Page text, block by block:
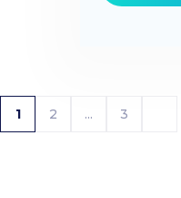
1 2 ... 3